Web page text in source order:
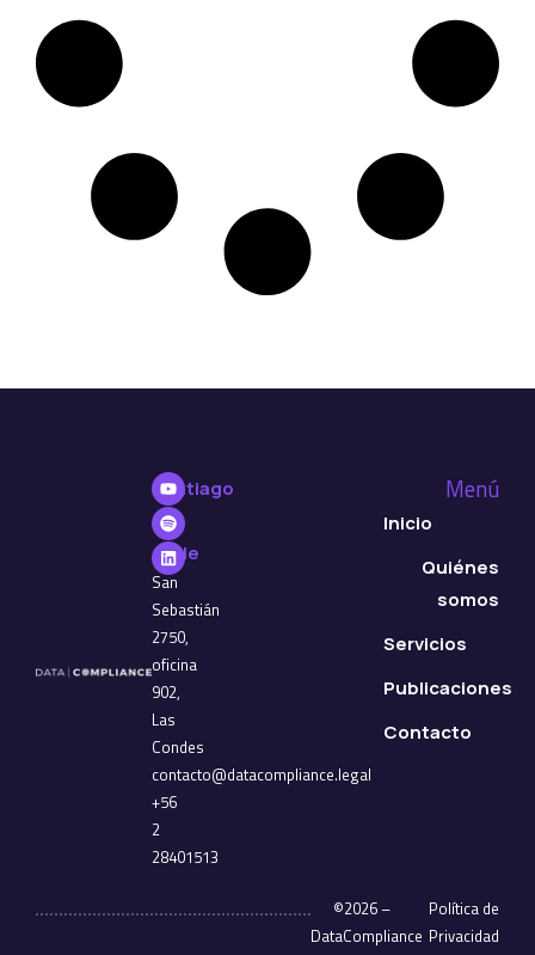
Santiago
de
Chile
San
Sebastián
2750,
oficina
902,
Las
Condes
contacto@datacompliance.legal
+56
2
28401513
Menú
Inicio
Quiénes
somos
Servicios
Publicaciones
Contacto
©2026 –
DataCompliance
Política de
Privacidad